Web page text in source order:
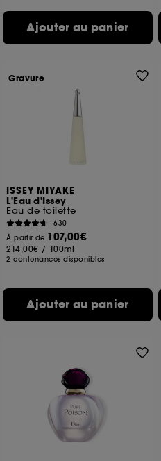
Ajouter au panier
ISSEY MIYAKE
L'Eau d'Issey
Eau de toilette
630
À partir de 107,00€
214,00€ / 100ml
2 contenances disponibles
Ajouter au panier
Gravure